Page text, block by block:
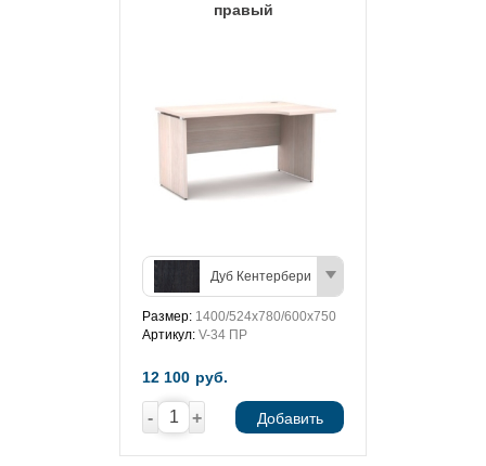
правый
Дуб Кентербери
Размер: 1400/524х780/600х750
Артикул: V-34 ПР
12 100 руб.
- + Добавить